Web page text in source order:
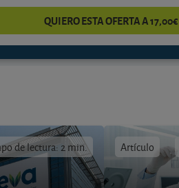
QUIERO ESTA OFERTA A 17,00€
de lectura: 2 min. Artículo